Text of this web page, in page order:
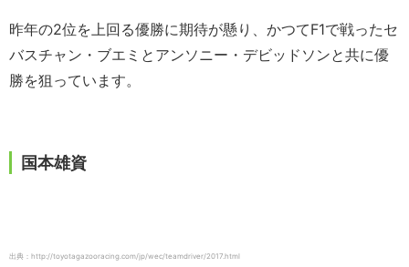
昨年の2位を上回る優勝に期待が懸り、かつてF1で戦ったセ
バスチャン・ブエミとアンソニー・デビッドソンと共に優
勝を狙っています。
国本雄資
出典：http://toyotagazooracing.com/jp/wec/teamdriver/2017.html